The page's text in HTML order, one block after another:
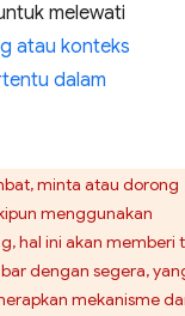
melewati
atau konteks
dalam
minta atau dorong
menggunakan
hal ini akan memberi
dengan segera,
mekanisme